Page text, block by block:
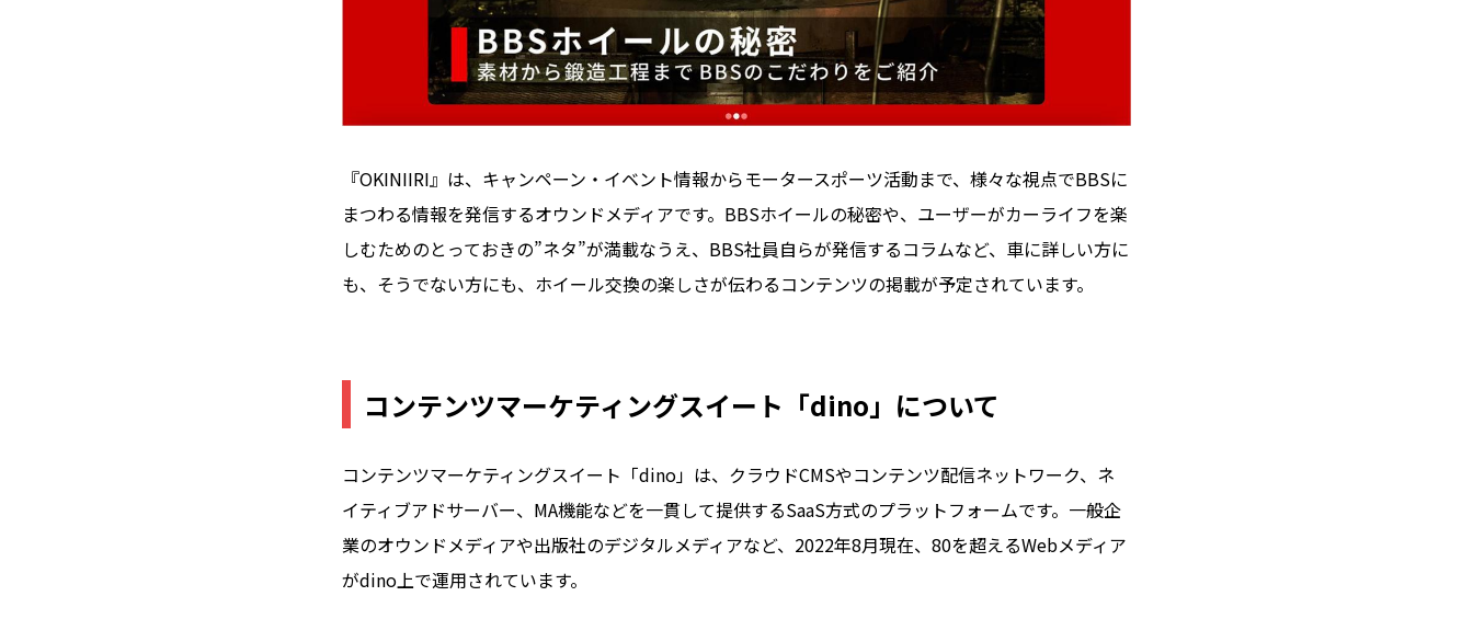
『OKINIIRI』は、キャンペーン・イベント情報からモータースポーツ活動まで、様々な視点でBBSに
まつわる情報を発信するオウンドメディアです。BBSホイールの秘密や、ユーザーがカーライフを楽
しむためのとっておきの”ネタ”が満載なうえ、BBS社員自らが発信するコラムなど、車に詳しい方に
も、そうでない方にも、ホイール交換の楽しさが伝わるコンテンツの掲載が予定されています。
コンテンツマーケティングスイート「dino」について
コンテンツマーケティングスイート「dino」は、クラウドCMSやコンテンツ配信ネットワーク、ネ
イティブアドサーバー、MA機能などを一貫して提供するSaaS方式のプラットフォームです。一般企
業のオウンドメディアや出版社のデジタルメディアなど、2022年8月現在、80を超えるWebメディア
がdino上で運用されています。